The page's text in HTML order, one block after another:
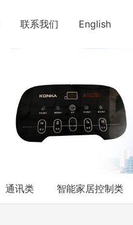
联系我们 English
通讯类 智能家居控制类